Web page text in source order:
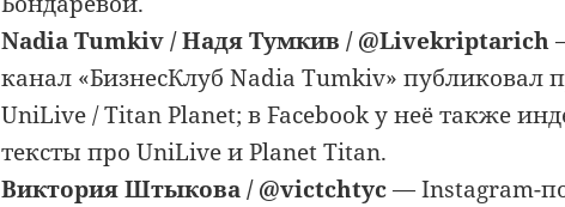
Nadia Tumkiv / Надя Тумкив / @Livekriptarich
канал «БизнесКлуб Nadia Tumkiv» публиковал
UniLive / Titan Planet; в Facebook у неё также
тексты про UniLive и Planet Titan.
Виктория Штыкова / @victchtyc— Instagram-